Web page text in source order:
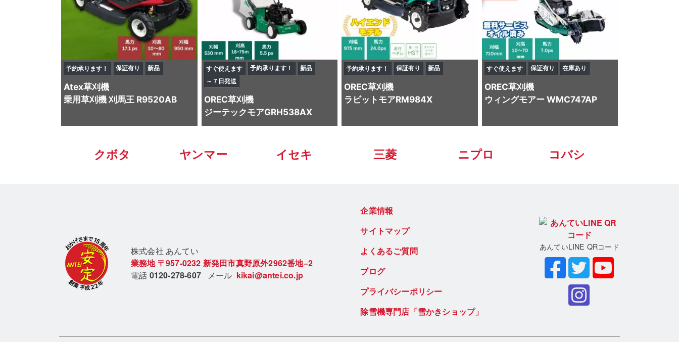
予約承ります！ 保証有り 新品
Atex草刈機
乗用草刈機 刈馬王 R9520AB
すぐ使えます 予約承ります！
新品
～７日発送
OREC草刈機
ジーテックモアGRH538AX
予約承ります！ 保証有り 新品
OREC草刈機
ラビットモアRM984X
すぐ使えます 保証有り 在庫あり
OREC草刈機
ウィングモアー WMC747AP
クボタ ヤンマー イセキ 三菱 ニプロ コバシ
株式会社 あんてい
業務地 〒957-0232 新発田市真野原外2962番地−2
電話 0120-278-607 メール kikai@antei.co.jp
企業情報
サイトマップ
よくあるご質問
ブログ
プライバシーポリシー
除雪機専門店「雪かきショップ」
あんていLINE QRコード